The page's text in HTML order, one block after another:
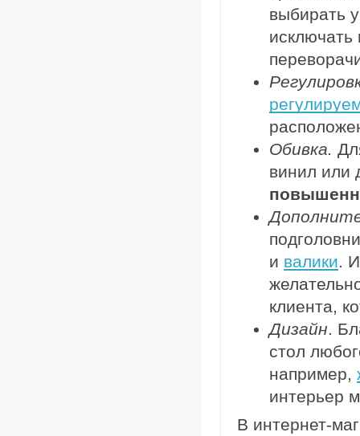
выбирать
исключать
Обивка.
винил или
и валики.
клиента,
Дизайн.
стол
например,
интерьер
В интернет-